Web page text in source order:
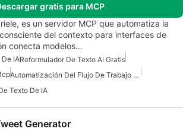
gratis para MCP
es un servidor MCP que automatiza la
del contexto para interfaces de
conecta modelos…
IAReformulador De Texto Ai Gratis
Automatización Del Flujo De Trabajo Del Servidor Mcp
Texto De IA
Generator